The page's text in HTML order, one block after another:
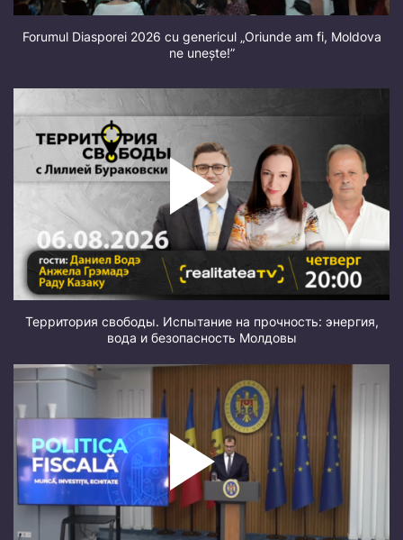
Forumul Diasporei 2026 cu genericul „Oriunde am fi, Moldova
ne unește!”
Территория свободы. Испытание на прочность: энергия,
вода и безопасность Молдовы